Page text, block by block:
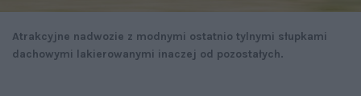
Atrakcyjne nadwozie z modnymi ostatnio tylnymi słupkami
dachowymi lakierowanymi inaczej od pozostałych.